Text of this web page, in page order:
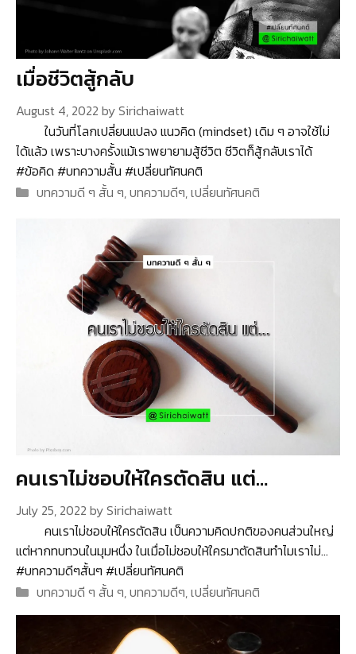
เมื่อชีวิตสู้กลับ
August 4, 2022 bySirichaiwatt
ในวันที่โลกเปลี่ยนแปลง แนวคิด (mindset) เดิม ๆ อาจใช้ไม่
ได้แล้ว เพราะบางครั้งแม้เราพยายามสู้ชีวิต ชีวิตก็สู้กลับเราได้
#ข้อคิด #บทความสั้น #เปลี่ยนทัศนคติ
Categories
บทความดี ๆ สั้น ๆ,บทความดีๆ,เปลี่ยนทัศนคติ
คนเราไม่ชอบให้ใครตัดสิน แต่…
July 25, 2022 bySirichaiwatt
คนเราไม่ชอบให้ใครตัดสิน เป็นความคิดปกติของคนส่วนใหญ่
แต่หากทบทวนในมุมหนึ่ง ในเมื่อไม่ชอบให้ใครมาตัดสินทำไมเราไม่…
#บทความดีๆสั้นๆ #เปลี่ยนทัศนคติ
Categories
บทความดี ๆ สั้น ๆ,บทความดีๆ,เปลี่ยนทัศนคติ